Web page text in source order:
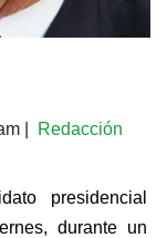
| Redacción